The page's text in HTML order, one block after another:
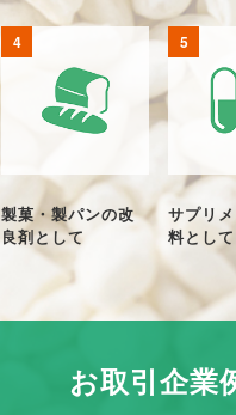
製菓・製パンの改
良剤として
サプリ
料として
お取引企業